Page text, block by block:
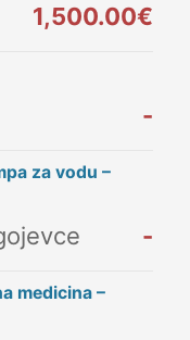
1,500.00€
-
za vodu –
-
medicina –